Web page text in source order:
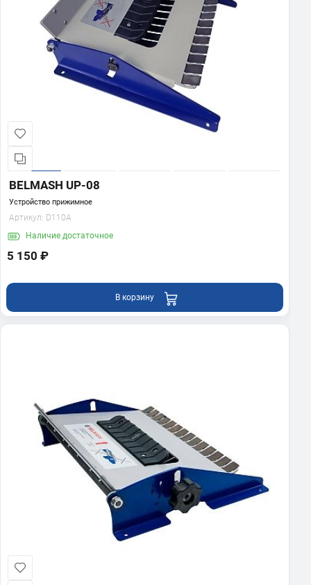
BELMASH UP-08
Устройство прижимное
Артикул: D110A
Наличие достаточное
5 150 ₽
В корзину